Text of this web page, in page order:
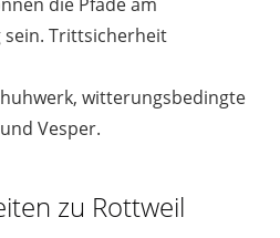
die Pfade am
sein. Trittsicherheit
witterungsbedingte
Vesper.
zu Rottweil